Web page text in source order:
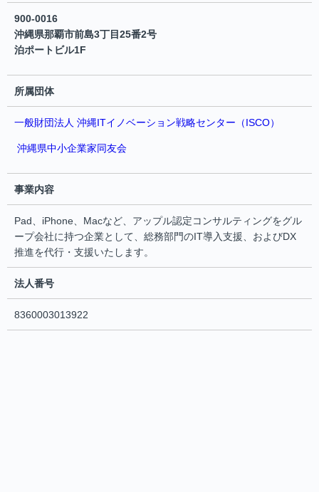
900-0016
沖縄県那覇市前島3丁目25番2号
泊ポートビル1F
所属団体
一般財団法人 沖縄ITイノベーション戦略センター（ISCO）
沖縄県中小企業家同友会
事業内容
Pad、iPhone、Macなど、アップル認定コンサルティングをグル
ープ会社に持つ企業として、総務部門のIT導入支援、およびDX
推進を代行・支援いたします。
法人番号
8360003013922